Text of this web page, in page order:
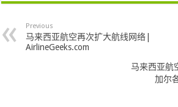
Previous
马来西亚航空再次扩大航线网络|
AirlineGeeks.com
马来西亚航
加尔